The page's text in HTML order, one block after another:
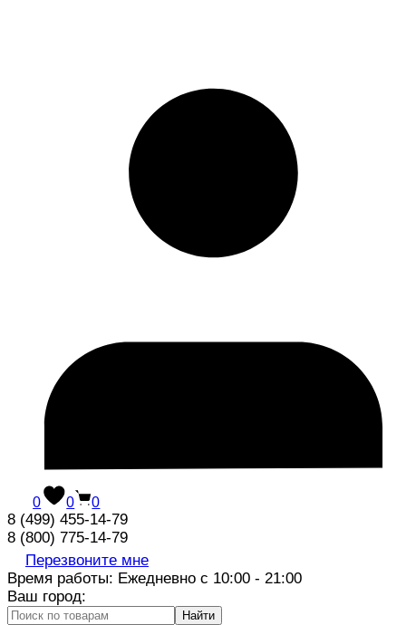
0 0 0
8 (499) 455-14-79
8 (800) 775-14-79
Перезвоните мне
Время работы: Ежедневно с 10:00 - 21:00
Ваш город:
Найти